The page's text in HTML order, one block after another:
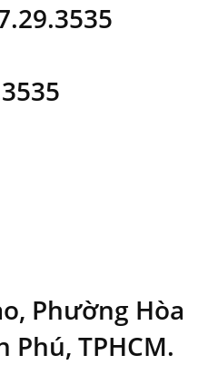
Phường Hòa
Phú, TPHCM.